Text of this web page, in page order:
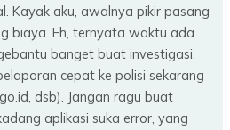
Kayak aku, awalnya pikir pasang
biaya. Eh, ternyata waktu ada
banget buat investigasi.
cepat ke polisi sekarang
dsb). Jangan ragu buat
aplikasi suka error, yang